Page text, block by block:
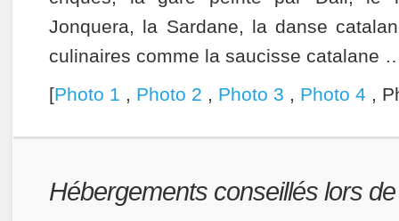
Jonquera, la Sardane, la danse
culinaires comme la saucisse catalane
[Photo 1 , Photo 2 , Photo 3 , Photo 4 ,
Hébergements conseillés lors